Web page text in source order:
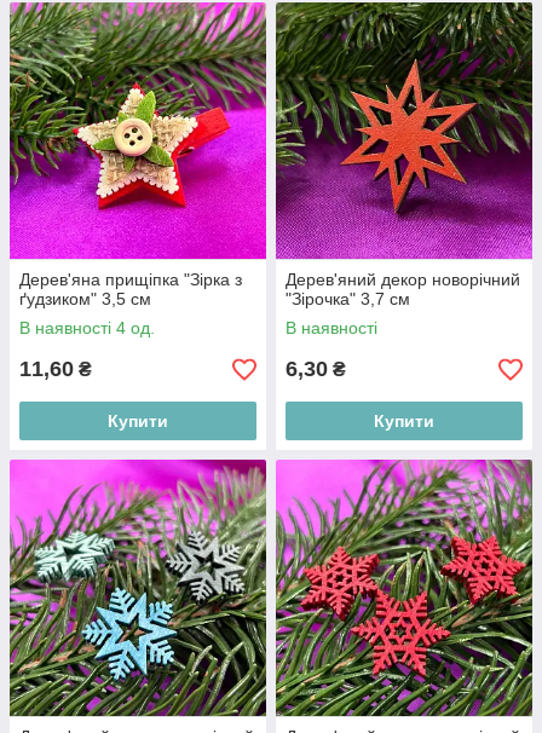
Дерев'яна прищіпка "Зірка з
ґудзиком" 3,5 см
В наявності 4 од.
11,60 ₴
Купити
Дерев'яний декор новорічний
"Зірочка" 3,7 см
В наявності
6,30 ₴
Купити